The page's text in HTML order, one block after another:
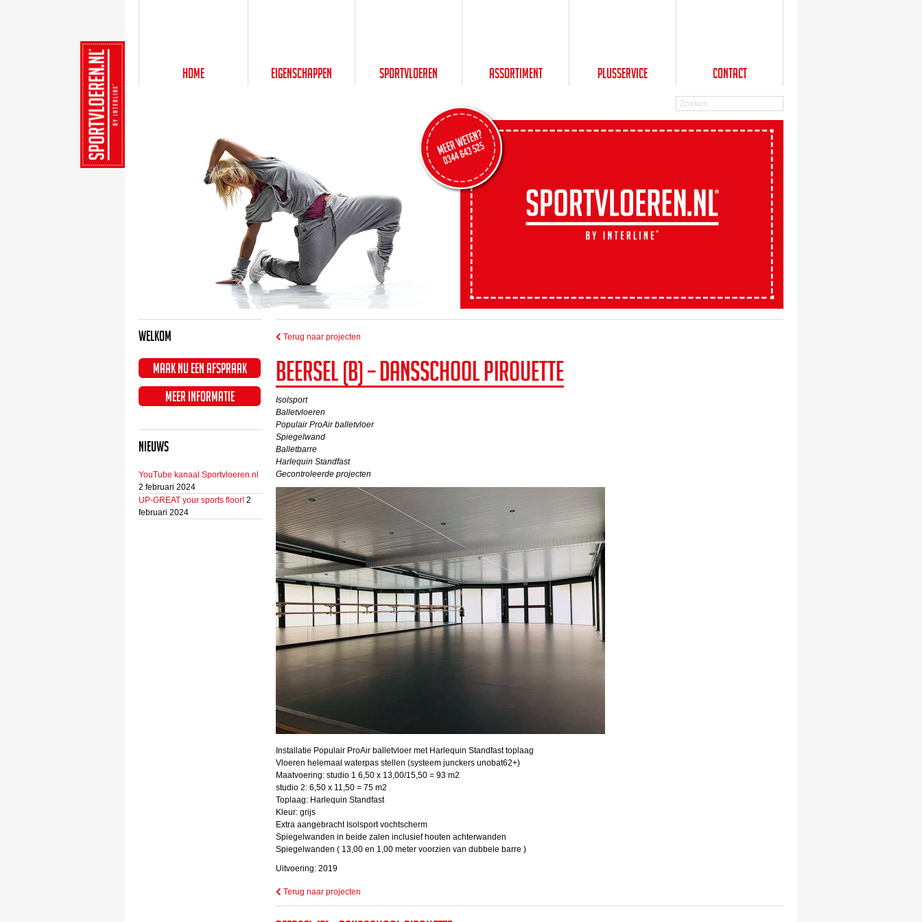
Home Eigenschappen Sportvloeren Assortiment PlusService Contact
Welkom
Maak nu een afspraak
Meer informatie
Nieuws
YouTube kanaal Sportvloeren.nl
2 februari 2024
UP-GREAT your sports floor! 2
februari 2024
Terug naar projecten
Beersel (B) – Dansschool Pirouette
Isolsport
Balletvloeren
Populair ProAir balletvloer
Spiegelwand
Balletbarre
Harlequin Standfast
Gecontroleerde projecten
Installatie Populair ProAir balletvloer met Harlequin Standfast toplaag
Vloeren helemaal waterpas stellen (systeem junckers unobat62+)
Maatvoering: studio 1 6,50 x 13,00/15,50 = 93 m2
studio 2: 6,50 x 11,50 = 75 m2
Toplaag: Harlequin Standfast
Kleur: grijs
Extra aangebracht Isolsport vochtscherm
Spiegelwanden in beide zalen inclusief houten achterwanden
Spiegelwanden ( 13,00 en 1,00 meter voorzien van dubbele barre )
Uitvoering: 2019
Terug naar projecten